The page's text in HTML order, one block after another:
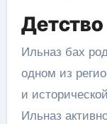
Детство
Ильназ бах
одном из
и
Ильназ